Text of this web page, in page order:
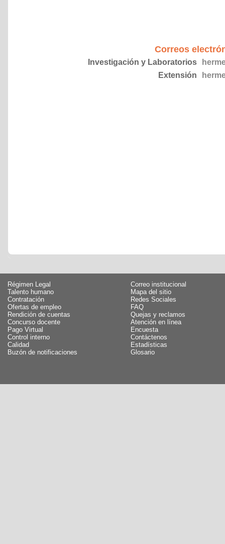
Correos
Investigación y Laboratorios
Extensión
Régimen Legal
Talento humano
Contratación
Ofertas de empleo
Rendición de cuentas
Concurso docente
Pago Virtual
Control interno
Calidad
Buzón de notificaciones
Correo institucional
Mapa del sitio
Redes Sociales
FAQ
Quejas y reclamos
Atención en línea
Encuesta
Contáctenos
Estadísticas
Glosario